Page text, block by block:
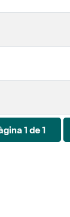
1 de 1